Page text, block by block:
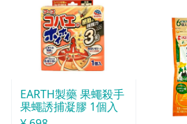
EARTH製藥 果蠅殺手
果蠅誘捕凝膠 1個入